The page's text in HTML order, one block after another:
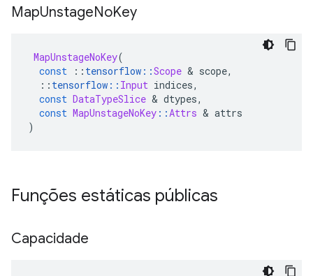
MapUnstageNoKey
MapUnstageNoKey(
const
:: tensorflow ::Scope & scope,
:: tensorflow :: Input indices,
const DataTypeSlice & dtypes,
const MapUnstageNoKey ::Attrs & attrs
)
Funções estáticas públicas
Capacidade